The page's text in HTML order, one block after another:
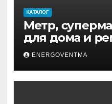
КАТАЛОГ
Метр,
для дома и
ENERGOVENTMA